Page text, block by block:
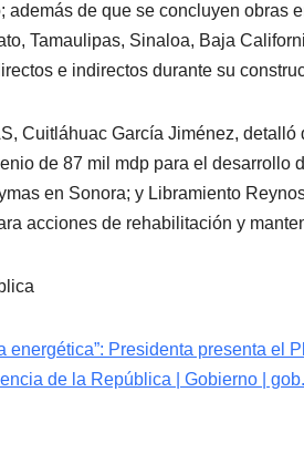
de que se concluyen obras
Tamaulipas, Sinaloa, Baja
e indirectos durante su
Cuitláhuac García Jiménez,
de 87 mil mdp para el desarrollo
en Sonora; y Libramiento
acciones de rehabilitación y
energética”: Presidenta presenta el
de la República | Gobierno |